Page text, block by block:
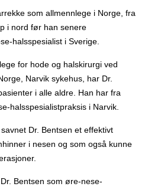
som allmennlege i Norge, fra
i nord før han senere
halsspesialist i Sverige.
for hode og halskirurgi ved
Narvik sykehus, har Dr.
i alle aldre. Han har fra
halsspesialistpraksis i Narvik.
Dr. Bentsen et effektivt
i nesen og som også kunne
Bentsen som øre-nese-